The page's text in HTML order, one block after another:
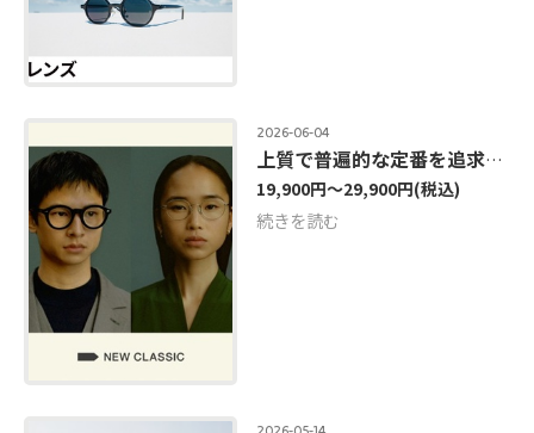
2026-06-04
上質で普遍的な定番を追求した「NEW CLASSIC」に日本製の新型追加
19,900円～29,900円(税込)
続きを読む